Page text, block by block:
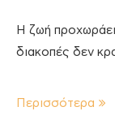
Η ζωή
διακοπές δεν
Περισσότερα